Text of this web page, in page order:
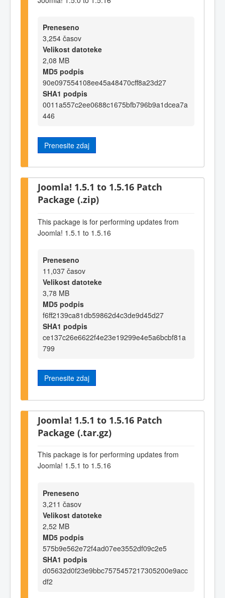
Preneseno
3,254 časov
Velikost datoteke
2,08 MB
MD5 podpis
90e097554108ee45a48470cff8a23d27
SHA1 podpis
0011a557c2ee0688c1675bfb796b9a1dcea7a
446
Prenesite zdaj
Joomla! 1.5.1 to 1.5.16 Patch
Package (.zip)
This package is for performing updates from
Joomla! 1.5.1 to 1.5.16
Preneseno
11,037 časov
Velikost datoteke
3,78 MB
MD5 podpis
f6ff2139ca81db59862d4c3de9d45d27
SHA1 podpis
ce137c26e6622f4e23e19299e4e5a6bcbf81a
799
Prenesite zdaj
Joomla! 1.5.1 to 1.5.16 Patch
Package (.tar.gz)
This package is for performing updates from
Joomla! 1.5.1 to 1.5.16
Preneseno
3,211 časov
Velikost datoteke
2,52 MB
MD5 podpis
575b9e562e72f4ad07ee3552df09c2e5
SHA1 podpis
d05632d0f23e9bbc7575457217305200e9acc
df2